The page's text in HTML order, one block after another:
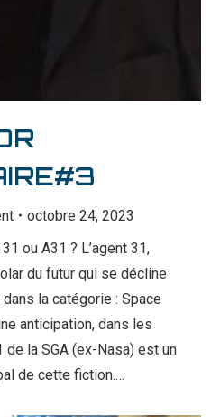
octobre 24, 2023
ou A31 ? L’agent 31,
du futur qui se décline
la catégorie : Space
anticipation, dans les
la SGA (ex-Nasa) est un
de cette fiction.…